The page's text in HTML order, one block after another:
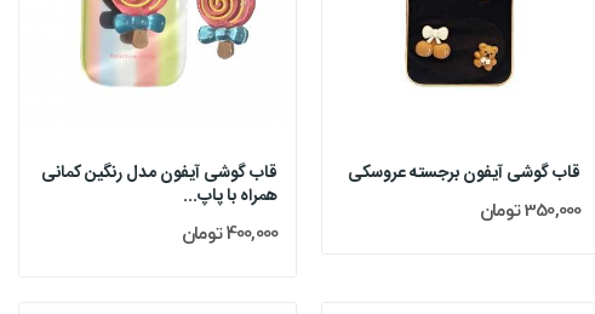
قاب گوشی آیفون برجسته عروسکی
350,000 تومان
قاب گوشی آیفون مدل رنگین کمانی
همراه با پاپ...
400,000 تومان